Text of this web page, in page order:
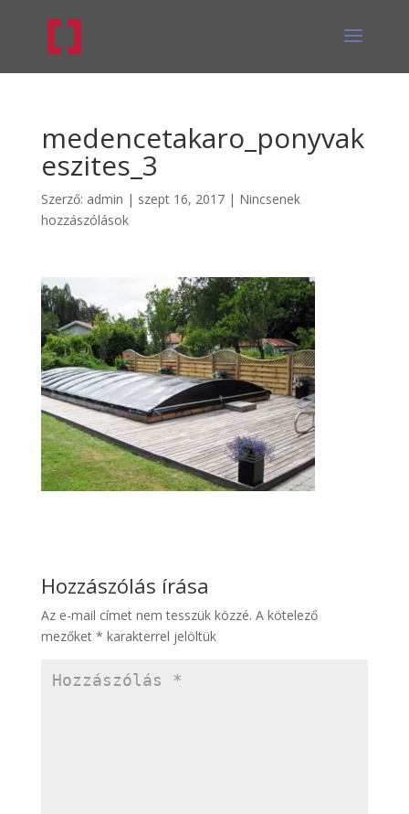
medencetakaro_ponyvak
eszites_3
Szerző: admin | szept 16, 2017| Nincsenek
hozzászólások
Hozzászólás írása
Az e-mail címet nem tesszük közzé. A kötelező
mezőket * karakterrel jelöltük